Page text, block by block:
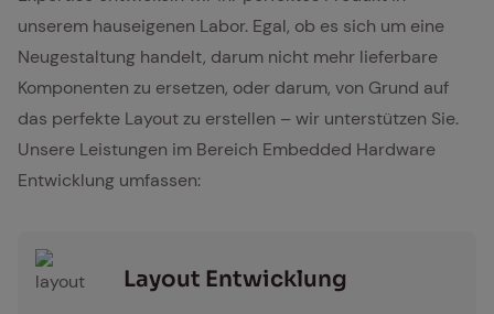
unserem hauseigenen Labor. Egal, ob es sich um eine
Neugestaltung handelt, darum nicht mehr lieferbare
Komponenten zu ersetzen, oder darum, von Grund auf
das perfekte Layout zu erstellen – wir unterstützen Sie.
Unsere Leistungen im Bereich Embedded Hardware
Entwicklung umfassen:
Lay­out Ent­wick­lung